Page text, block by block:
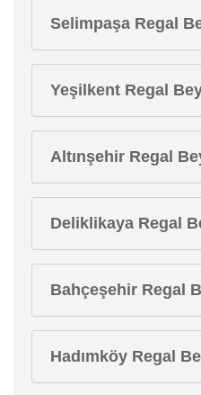
Selimpaşa Regal
Yeşilkent Regal
Altınşehir Regal
Deliklikaya Regal
Bahçeşehir Regal
Hadımköy Regal